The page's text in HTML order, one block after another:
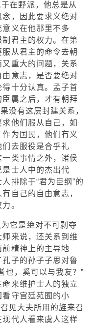
在野派，他总是从
，因此要求义绝对
义在他那里不多
君主的权力。在第
从君主的命令去朝
重大的问题，关系
意志，是否要绝对
十分认真。孟子首
属之后，才有朝拜
没有这层封建关系，
他们服从自己，如
为国民，他们有义
去服役是合乎礼
类事情之外，诸侯
士人中的杰出代
排除于“君为臣纲”的
自己的自由意志，
。
它是绝对不可剥夺
来说，还关系到维
精神上的主导地
子的孙子子思对鲁
也，奚可以与我友？”
来维护士人的独立
守宫廷苑囿的小
见大夫所用的旌来召
代人看来虞人这样